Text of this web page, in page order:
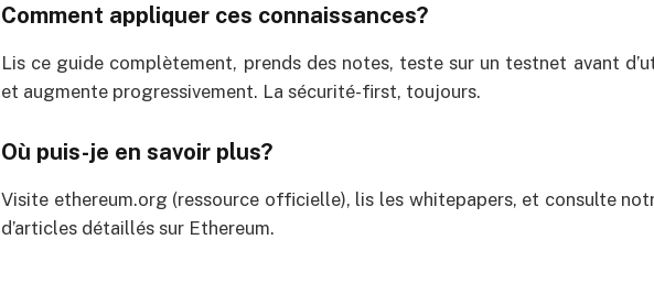
Comment appliquer ces connaissances?
Lis ce guide complètement, prends des notes, teste sur un testnet avant
et augmente progressivement. La sécurité-first, toujours.
Où puis-je en savoir plus?
Visite ethereum.org (ressource officielle), lis les whitepapers, et consulte
d’articles détaillés sur Ethereum.